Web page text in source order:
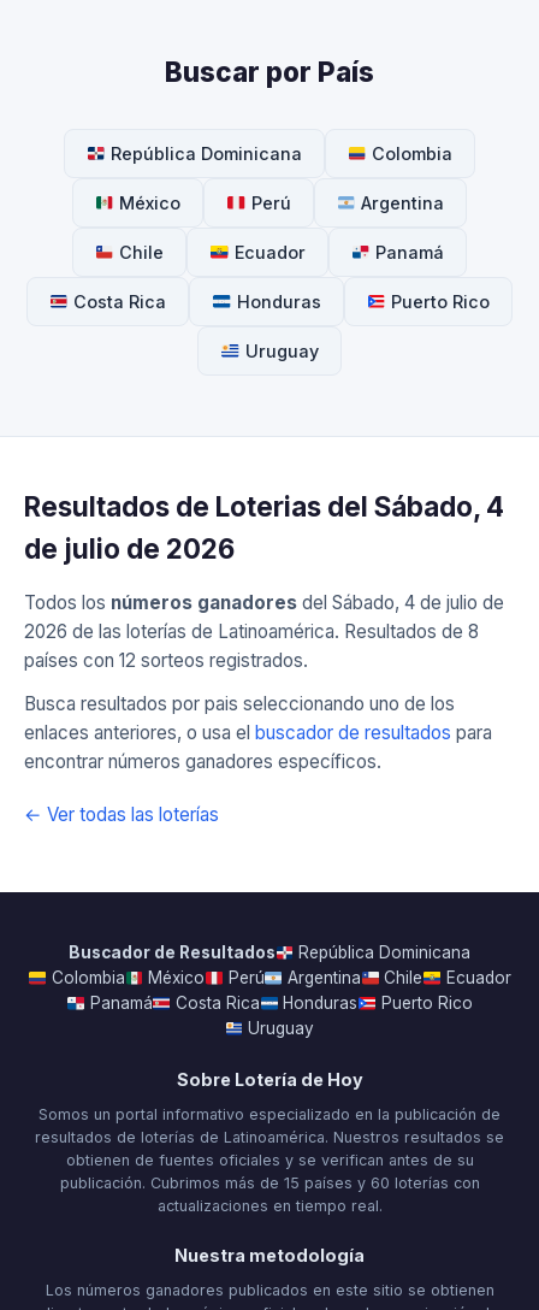
Buscar por País
República Dominicana Colombia
México Perú Argentina
Chile Ecuador Panamá
Costa Rica Honduras Puerto Rico
Uruguay
Resultados de Loterias del Sábado, 4
de julio de 2026
Todos los números ganadores del Sábado, 4 de julio de
2026 de las loterías de Latinoamérica. Resultados de 8
países con 12 sorteos registrados.
Busca resultados por pais seleccionando uno de los
enlaces anteriores, o usa el buscador de resultados para
encontrar números ganadores específicos.
← Ver todas las loterías
Buscador de Resultados
República Dominicana
Colombia
México Perú Argentina Chile
Ecuador
Panamá
Costa Rica Honduras
Puerto Rico
Uruguay
Sobre Lotería de Hoy
Somos un portal informativo especializado en la publicación de
resultados de loterías de Latinoamérica. Nuestros resultados se
obtienen de fuentes oficiales y se verifican antes de su
publicación. Cubrimos más de 15 países y 60 loterías con
actualizaciones en tiempo real.
Nuestra metodología
Los números ganadores publicados en este sitio se obtienen